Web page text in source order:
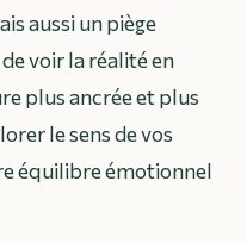
aussi un piège
voir la réalité en
plus ancrée et plus
le sens de vos
équilibre émotionnel